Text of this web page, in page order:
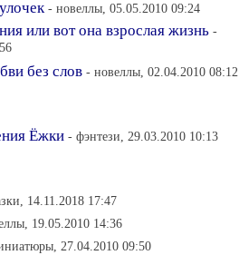
- новеллы, 05.05.2010 09:24
или вот она взрослая жизнь -
без слов - новеллы, 02.04.2010 08:12
Ёжки - фэнтези, 29.03.2010 10:13
14.11.2018 17:47
19.05.2010 14:36
27.04.2010 09:50